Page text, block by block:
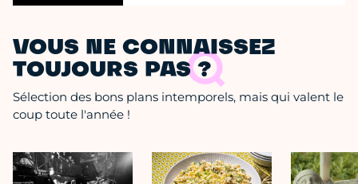
VOUS NE CONNAISSEZ
TOUJOURS PAS ?
Sélection des bons plans intemporels, mais qui valent le
coup toute l'année !